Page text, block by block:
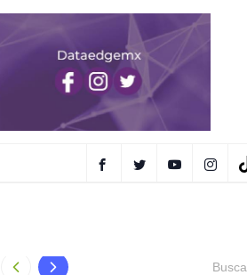
Soledad tendrá transporte